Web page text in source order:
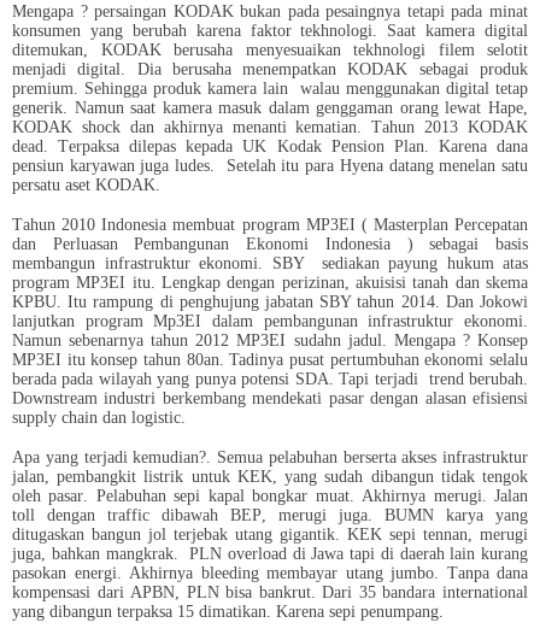
Mengapa ? persaingan KODAK bukan pada pesaingnya tetapi pada minat
konsumen yang berubah karena faktor tekhnologi. Saat kamera digital
ditemukan, KODAK berusaha menyesuaikan tekhnologi filem selotit
menjadi digital. Dia berusaha menempatkan KODAK sebagai produk
premium. Sehingga produk kamera lain walau menggunakan digital tetap
generik. Namun saat kamera masuk dalam genggaman orang lewat Hape,
KODAK shock dan akhirnya menanti kematian. Tahun 2013 KODAK
dead. Terpaksa dilepas kepada UK Kodak Pension Plan. Karena dana
pensiun karyawan juga ludes. Setelah itu para Hyena datang menelan satu
persatu aset KODAK.
Tahun 2010 Indonesia membuat program MP3EI ( Masterplan Percepatan
dan Perluasan Pembangunan Ekonomi Indonesia )sebagai basis
membangun infrastruktur ekonomi. SBY sediakan payung hukum atas
program MP3EI itu. Lengkap dengan perizinan, akuisisi tanah dan skema
KPBU. Itu rampung di penghujung jabatan SBY tahun 2014. Dan Jokowi
lanjutkan program Mp3EI dalam pembangunan infrastruktur ekonomi.
Namun sebenarnya tahun 2012 MP3EI sudahn jadul. Mengapa ? Konsep
MP3EI itu konsep tahun 80an. Tadinya pusat pertumbuhan ekonomi selalu
berada pada wilayah yang punya potensi SDA. Tapi terjadi trend berubah.
Downstream industri berkembang mendekati pasar dengan alasan efisiensi
supply chain dan logistic.
Apa yang terjadi kemudian?. Semua pelabuhan berserta akses infrastruktur
jalan, pembangkit listrik untuk KEK, yang sudah dibangun tidak tengok
oleh pasar. Pelabuhan sepi kapal bongkar muat. Akhirnya merugi. Jalan
toll dengan traffic dibawah BEP, merugi juga. BUMN karya yang
ditugaskan bangun jol terjebak utang gigantik. KEK sepi tennan, merugi
juga, bahkan mangkrak. PLN overload di Jawa tapi di daerah lain kurang
pasokan energi. Akhirnya bleeding membayar utang jumbo. Tanpa dana
kompensasi dari APBN, PLN bisa bankrut. Dari 35 bandara international
yang dibangun terpaksa 15 dimatikan. Karena sepi penumpang.